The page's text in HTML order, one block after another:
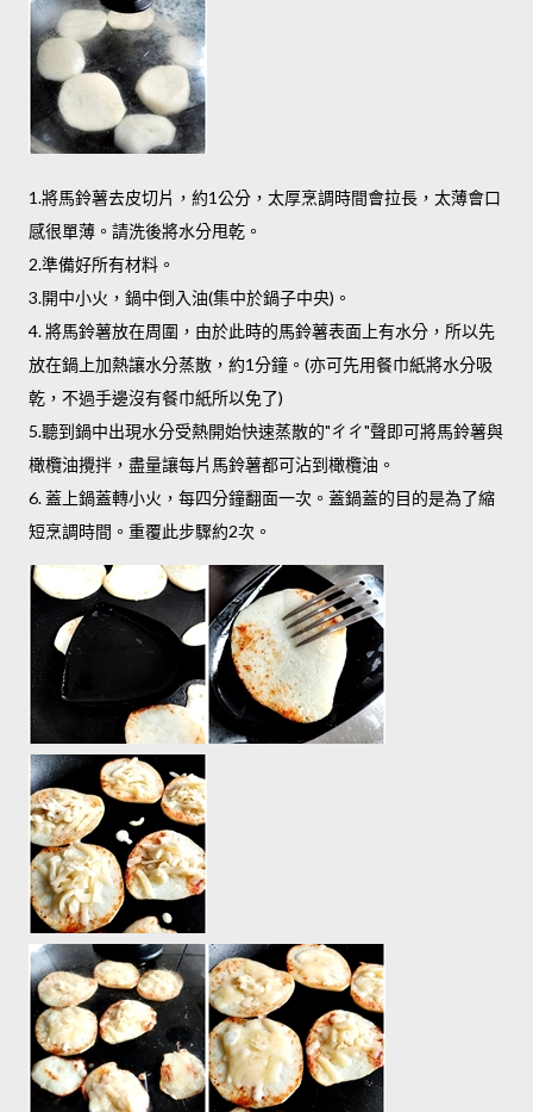
1.將馬鈴薯去皮切片，約1公分，太厚烹調時間會拉長，太薄會口
感很單薄。請洗後將水分甩乾。
2.準備好所有材料。
3.開中小火，鍋中倒入油(集中於鍋子中央)。
4. 將馬鈴薯放在周圍，由於此時的馬鈴薯表面上有水分，所以先
放在鍋上加熱讓水分蒸散，約1分鐘。(亦可先用餐巾紙將水分吸
乾，不過手邊沒有餐巾紙所以免了)
5.聽到鍋中出現水分受熱開始快速蒸散的"ㄔㄔ"聲即可將馬鈴薯與
橄欖油攪拌，盡量讓每片馬鈴薯都可沾到橄欖油。
6. 蓋上鍋蓋轉小火，每四分鐘翻面一次。蓋鍋蓋的目的是為了縮
短烹調時間。重覆此步驟約2次。